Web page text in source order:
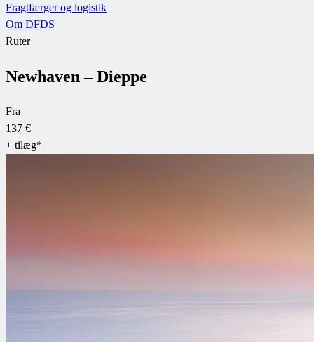
Fragtfærger og logistik
Om DFDS
Ruter
Newhaven – Dieppe
Fra
137 €
+ tilæg*